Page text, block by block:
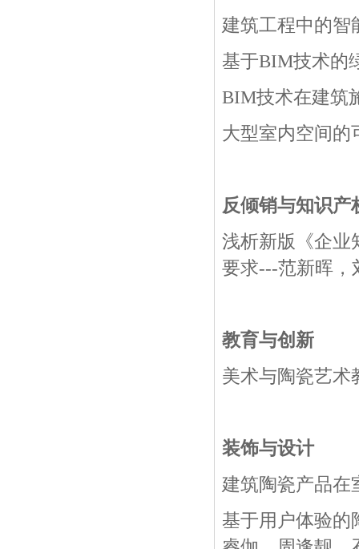
建筑工程中的智
基于BIM技术的
BIM技术在建筑
大型室内空间的
反倾销与知识产
浅析新版《企业
要求---范新晖，
教育与创新
美术与陶瓷艺术
装饰与设计
建筑陶瓷产品在
基于用户体验的